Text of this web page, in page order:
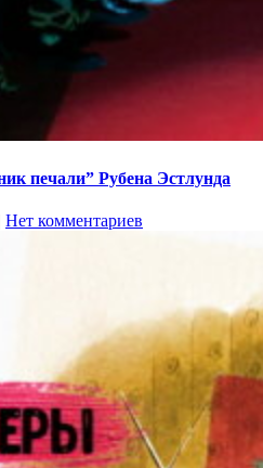
печали” Рубена Эстлунда
Нет комментариев